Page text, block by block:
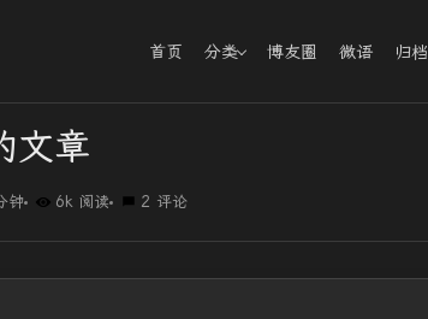
首页 分类 博友圈 微语 归档
文章
钟 6k 阅读 2 评论